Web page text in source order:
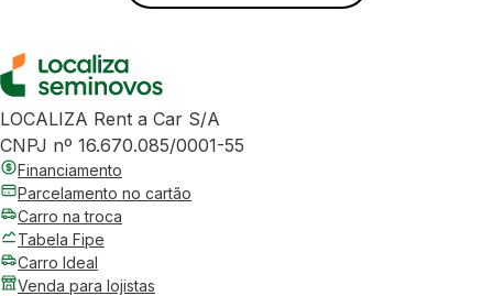
LOCALIZA Rent a Car S/A
CNPJ nº 16.670.085/0001-55
Financiamento
Parcelamento no cartão
Carro na troca
Tabela Fipe
Carro Ideal
Venda para lojistas